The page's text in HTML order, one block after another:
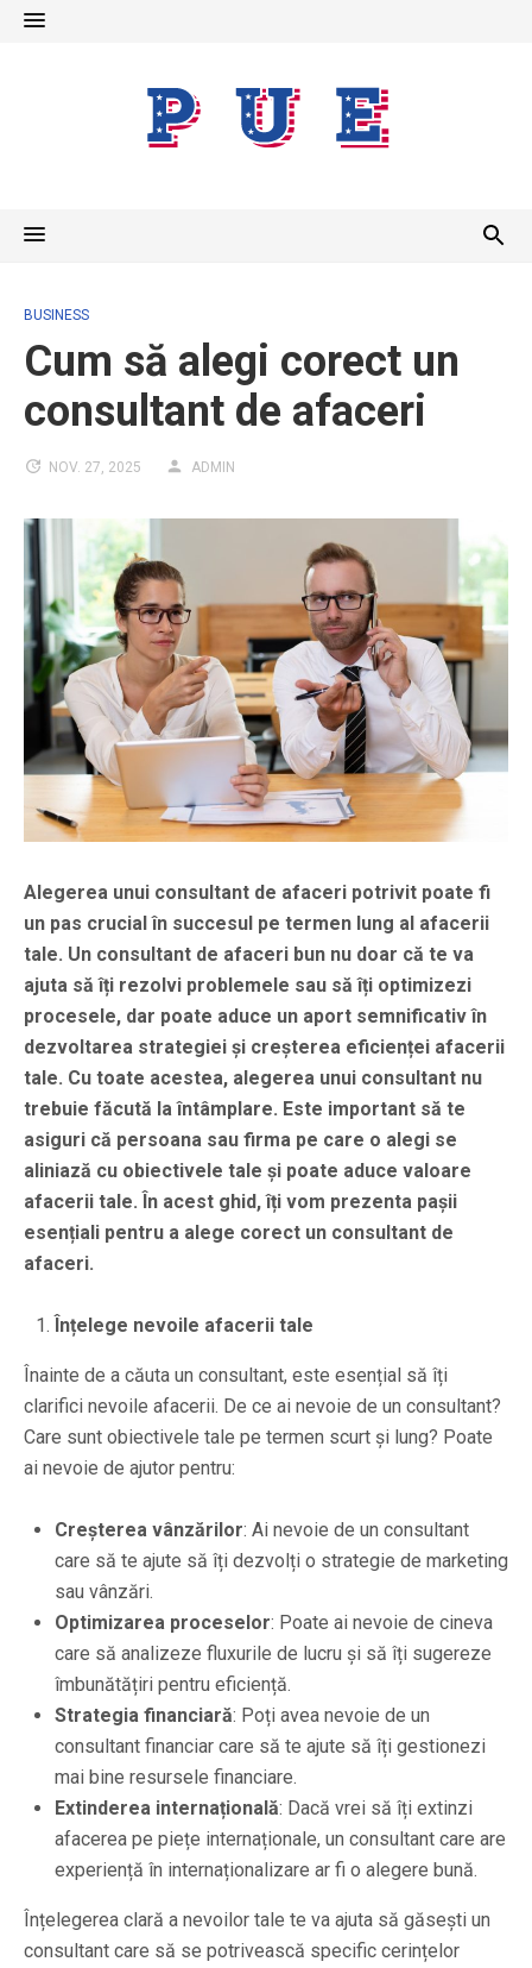
Skip
BUSINESS
Cum să alegi corect un
consultant de afaceri
NOV. 27, 2025 ADMIN
Alegerea unui consultant de afaceri potrivit poate fi
un pas crucial în succesul pe termen lung al afacerii
tale. Un consultant de afaceri bun nu doar că te va
ajuta să îți rezolvi problemele sau să îți optimizezi
procesele, dar poate aduce un aport semnificativ în
dezvoltarea strategiei și creșterea eficienței afacerii
tale. Cu toate acestea, alegerea unui consultant nu
trebuie făcută la întâmplare. Este important să te
asiguri că persoana sau firma pe care o alegi se
aliniază cu obiectivele tale și poate aduce valoare
afacerii tale. În acest ghid, îți vom prezenta pașii
esențiali pentru a alege corect un consultant de
afaceri.
Înțelege nevoile afacerii tale
Înainte de a căuta un consultant, este esențial să îți
clarifici nevoile afacerii. De ce ai nevoie de un consultant?
Care sunt obiectivele tale pe termen scurt și lung? Poate
ai nevoie de ajutor pentru:
Creșterea vânzărilor: Ai nevoie de un consultant
care să te ajute să îți dezvolți o strategie de marketing
sau vânzări.
Optimizarea proceselor: Poate ai nevoie de cineva
care să analizeze fluxurile de lucru și să îți sugereze
îmbunătățiri pentru eficiență.
Strategia financiară: Poți avea nevoie de un
consultant financiar care să te ajute să îți gestionezi
mai bine resursele financiare.
Extinderea internațională: Dacă vrei să îți extinzi
afacerea pe piețe internaționale, un consultant care are
experiență în internaționalizare ar fi o alegere bună.
Înțelegerea clară a nevoilor tale te va ajuta să găsești un
consultant care să se potrivească specific cerințelor